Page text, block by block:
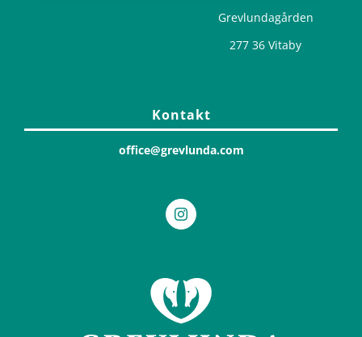
Grevlundagården
277 36 Vitaby
Kontakt
office@grevlunda.com